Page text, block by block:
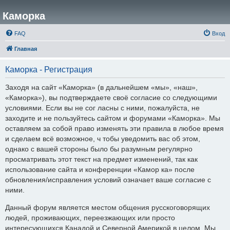
Каморка
FAQ Вход
Главная
Каморка - Регистрация
Заходя на сайт «Каморка» (в дальнейшем «мы», «наш»,
«Каморка»), вы подтверждаете своё согласие со следующими
условиями. Если вы не сог ласны с ними, пожалуйста, не
заходите и не пользуйтесь сайтом и форумами «Каморка». Мы
оставляем за собой право изменять эти правила в любое время
и сделаем всё возможное, ч тобы уведомить вас об этом,
однако с вашей стороны было бы разумным регулярно
просматривать этот текст на предмет изменений, так как
использование сайта и конференции «Камор ка» после
обновления/исправления условий означает ваше согласие с
ними.
Данный форум является местом общения русскоговорящих
людей, проживающих, переезжающих или просто
интересующихся Канадой и Северной Америкой в целом. Мы